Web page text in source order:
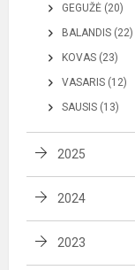
GEGUŽĖ (20)
BALANDIS (22)
KOVAS (23)
VASARIS (12)
SAUSIS (13)
2025
2024
2023